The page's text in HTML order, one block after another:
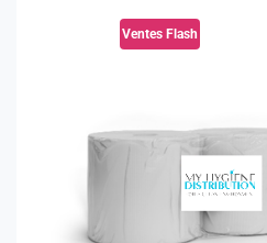
Ventes Flash